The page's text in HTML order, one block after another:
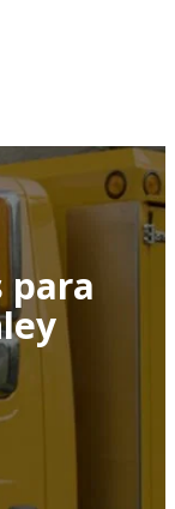
para